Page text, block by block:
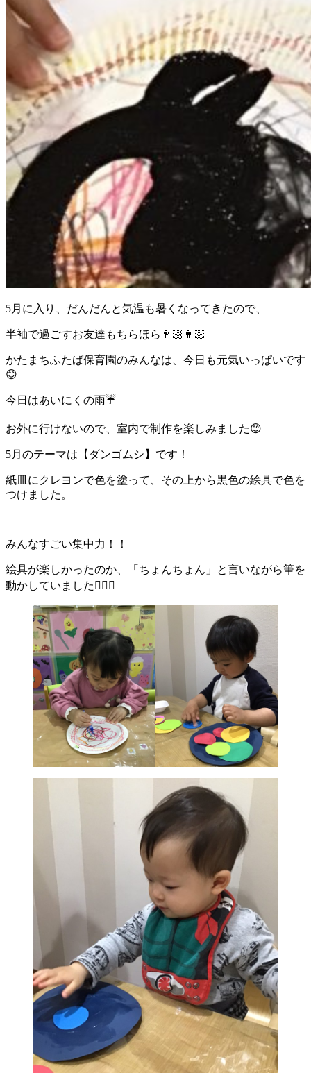
5月に入り、だんだんと気温も暑くなってきたので、
半袖で過ごすお友達もちらほら👩🏻👨🏻
かたまちふたば保育園のみんなは、今日も元気いっぱいです
😊
今日はあいにくの雨☔
お外に行けないので、室内で制作を楽しみました😊
5月のテーマは【ダンゴムシ】です！
紙皿にクレヨンで色を塗って、その上から黒色の絵具で色を
つけました。
みんなすごい集中力！！
絵具が楽しかったのか、「ちょんちょん」と言いながら筆を
動かしていました🙆🏻‍♀️